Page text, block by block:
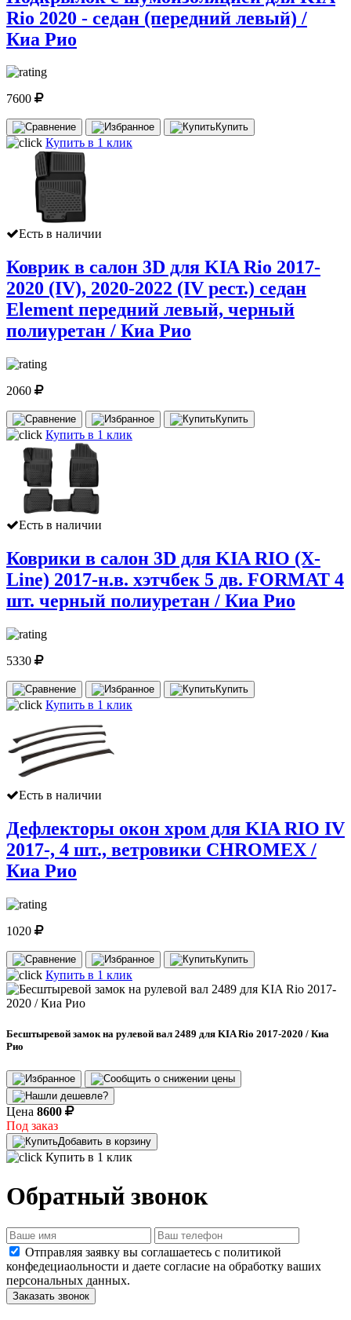
Rio 2020 - седан (передний левый) /
Киа Рио
7600
Купить
Купить в 1 клик
Есть в наличии
Коврик в салон 3D для KIA Rio 2017-
2020 (IV), 2020-2022 (IV рест.) седан
Element передний левый, черный
полиуретан / Киа Рио
2060
Купить
Купить в 1 клик
Есть в наличии
Коврики в салон 3D для KIA RIO (X-
Line) 2017-н.в. хэтчбек 5 дв. FORMAT 4
шт. черный полиуретан / Киа Рио
5330
Купить
Купить в 1 клик
Есть в наличии
Дефлекторы окон хром для KIA RIO IV
2017-, 4 шт., ветровики CHROMEX /
Киа Рио
1020
Купить
Купить в 1 клик
Бесштыревой замок на рулевой вал 2489 для KIA Rio 2017-2020 / Киа
Рио
Цена 8600
Под заказ
Добавить в корзину
Купить в 1 клик
Обратный звонок
Отправляя заявку вы соглашаетесь с политикой
конфедециаольности и даете согласие на обработку ваших
персональных данных.
Заказать звонок